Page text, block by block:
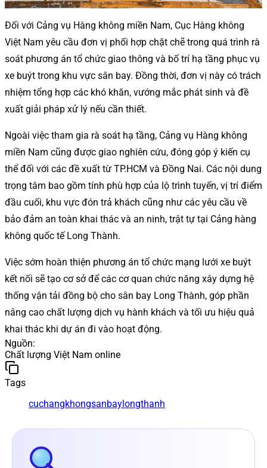
Đối với Cảng vụ Hàng không miền Nam, Cục Hàng không
Việt Nam yêu cầu đơn vị phối hợp chặt chẽ trong quá trình rà
soát phương án tổ chức giao thông và bố trí hạ tầng phục vụ
xe buýt trong khu vực sân bay. Đồng thời, đơn vị này có trách
nhiệm tổng hợp các khó khăn, vướng mắc phát sinh và đề
xuất giải pháp xử lý nếu cần thiết.
Ngoài việc tham gia rà soát hạ tầng, Cảng vụ Hàng không
miền Nam cũng được giao nghiên cứu, đóng góp ý kiến cụ
thể đối với các đề xuất từ TP.HCM và Đồng Nai. Các nội dung
trọng tâm bao gồm tính phù hợp của lộ trình tuyến, vị trí điểm
đầu cuối, khu vực đón trả khách cũng như các yêu cầu về
bảo đảm an toàn khai thác và an ninh, trật tự tại Cảng hàng
không quốc tế Long Thành.
Việc sớm hoàn thiện phương án tổ chức mạng lưới xe buýt
kết nối sẽ tạo cơ sở để các cơ quan chức năng xây dựng hệ
thống vận tải đồng bộ cho sân bay Long Thành, góp phần
nâng cao chất lượng dịch vụ hành khách và tối ưu hiệu quả
khai thác khi dự án đi vào hoạt động.
Nguồn:
Chất lượng Việt Nam online
Tags
cuchangkhongsanbaylongthanh